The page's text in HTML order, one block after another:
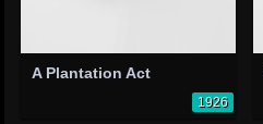
A Plantation Act
1926